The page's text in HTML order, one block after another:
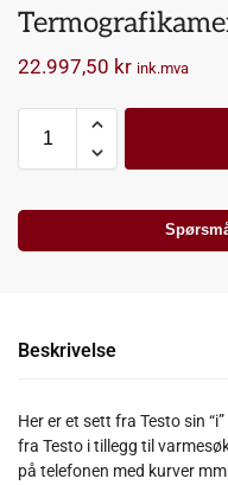
22.997,50 kr ink.mva
Beskrivelse
Her er et sett fra Testo sin
fra Testo i tillegg til
på telefonen med kurver